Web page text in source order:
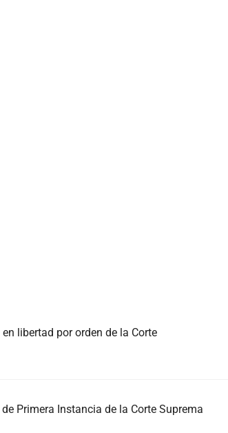
libertad por orden de la Corte
Primera Instancia de la Corte Suprema